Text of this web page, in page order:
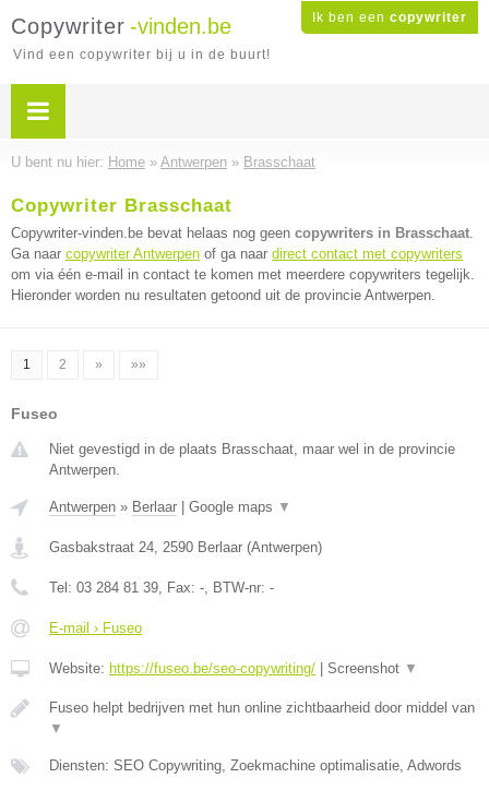
Ik ben een copywriter
Copywriter -vinden.be
Vind een copywriter bij u in de buurt!
U bent nu hier: Home » Antwerpen » Brasschaat
Copywriter Brasschaat
Copywriter-vinden.be bevat helaas nog geen copywriters in Brasschaat.
Ga naar copywriter Antwerpen of ga naar direct contact met copywriters
om via één e-mail in contact te komen met meerdere copywriters tegelijk.
Hieronder worden nu resultaten getoond uit de provincie Antwerpen.
1 2 » »»
Fuseo
Niet gevestigd in de plaats Brasschaat, maar wel in de provincie
Antwerpen.
Antwerpen » Berlaar Google maps ▼
Gasbakstraat 24, 2590 Berlaar (Antwerpen)
Tel: 03 284 81 39, Fax: -, BTW-nr: -
E-mail › Fuseo
Website: https://fuseo.be/seo-copywriting/ Screenshot ▼
Fuseo helpt bedrijven met hun online zichtbaarheid door middel van
▼
Diensten: SEO Copywriting, Zoekmachine optimalisatie, Adwords